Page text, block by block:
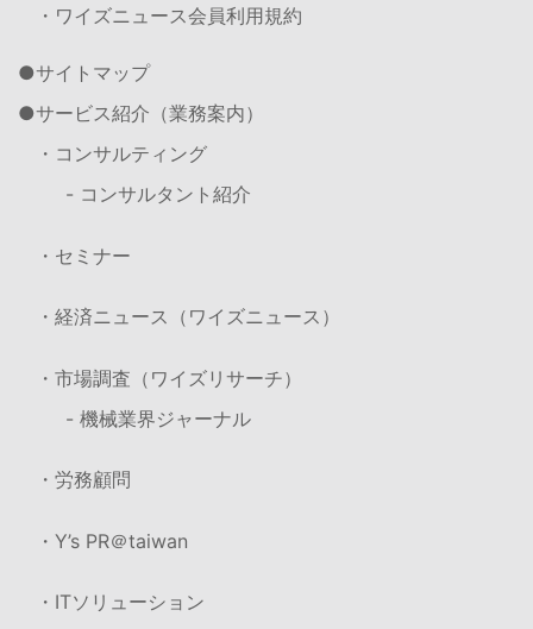
・ワイズニュース会員利用規約
サイトマップ
サービス紹介（業務案内）
・コンサルティング
- コンサルタント紹介
・セミナー
・経済ニュース（ワイズニュース）
・市場調査（ワイズリサーチ）
- 機械業界ジャーナル
・労務顧問
・Y’s PR＠taiwan
・ITソリューション